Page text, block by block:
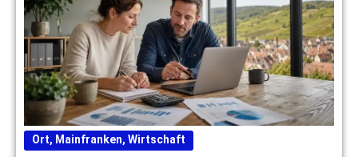
Ort, Mainfranken, Wirtschaft